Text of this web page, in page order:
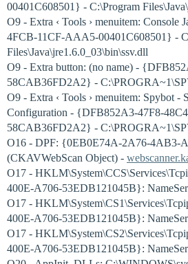
00401C608501} - C:\Program
O9 - Extra ‹ Tools › menuitem: Console
4FCB-11CF-AAA5-00401C608501} -
Files\Java\jre1.6.0_03\bin\ssv.dll
O9 - Extra button: (no name) -
58CAB36FD2A2} -
O9 - Extra ‹ Tools › menuitem: Spybot -
Configuration - {DFB852A3-47F8-
58CAB36FD2A2} -
O16 - DPF: {0EB0E74A-2A76-4AB3-
(CKAVWebScan Object) -
O17 -
400E-A706-53EDB121045B}:
O17 -
400E-A706-53EDB121045B}:
O17 -
400E-A706-53EDB121045B}: